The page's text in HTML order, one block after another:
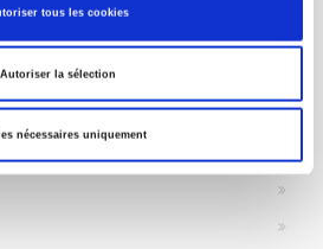
tous les cookies
Autoriser la sélection
nécessaires uniquement
depuis leur création en 1976
et des idéescontinuer